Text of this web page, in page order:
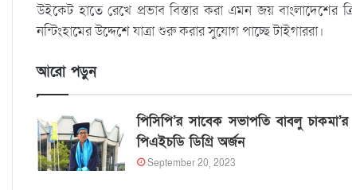
উইকেট হাতে রেখে প্রভাব বিস্তার করা এমন জয় বাংলাদেশের
নন্টিংহামের উদ্দেশে যাত্রা শুরু করার সুযোগ পাচ্ছে টাইগাররা।
আরো পড়ুন
পিসিপি’র সাবেক সভাপতি বাবলু চাকমা’র
পিএইচডি ডিগ্রি অর্জন
September 20, 2023